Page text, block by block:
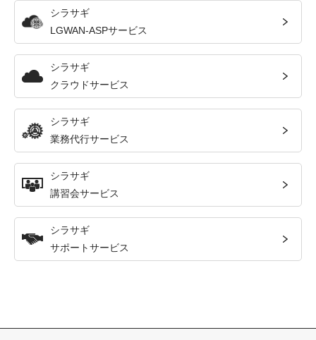
シラサギ
LGWAN-ASPサービス
シラサギ
クラウドサービス
シラサギ
業務代行サービス
シラサギ
講習会サービス
シラサギ
サポートサービス